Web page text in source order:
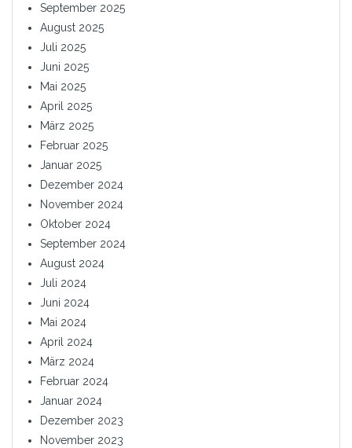
September 2025
August 2025
Juli 2025
Juni 2025
Mai 2025
April 2025
März 2025
Februar 2025
Januar 2025
Dezember 2024
November 2024
Oktober 2024
September 2024
August 2024
Juli 2024
Juni 2024
Mai 2024
April 2024
März 2024
Februar 2024
Januar 2024
Dezember 2023
November 2023